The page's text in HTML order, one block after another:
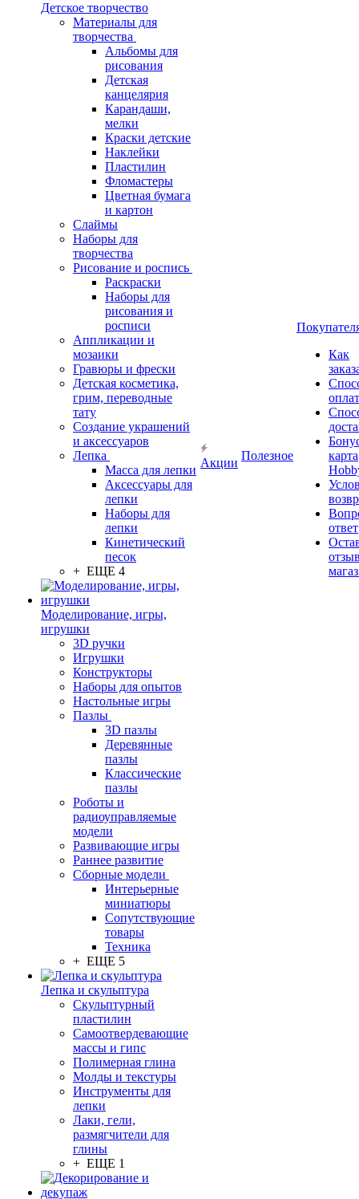
Детское творчество
Материалы для
творчества
Альбомы для
рисования
Детская
канцелярия
Карандаши,
мелки
Краски детские
Наклейки
Пластилин
Фломастеры
Цветная бумага
и картон
Слаймы
Наборы для
творчества
Рисование и роспись
Раскраски
Наборы для
рисования и
росписи
Аппликации и
мозаики
Гравюры и фрески
Детская косметика,
грим, переводные
тату
Создание украшений
и аксессуаров
Лепка
Масса для лепки
Аксессуары для
лепки
Наборы для
лепки
Кинетический
песок
+ ЕЩЕ 4
Моделирование, игры,
игрушки
3D ручки
Игрушки
Конструкторы
Наборы для опытов
Настольные игры
Пазлы
3D пазлы
Деревянные
пазлы
Классические
пазлы
Роботы и
радиоуправляемые
модели
Развивающие игры
Раннее развитие
Сборные модели
Интерьерные
миниатюры
Сопутствующие
товары
Техника
+ ЕЩЕ 5
Лепка и скульптура
Скульптурный
пластилин
Самоотвердевающие
массы и гипс
Полимерная глина
Молды и текстуры
Инструменты для
лепки
Лаки, гели,
размягчители для
глины
+ ЕЩЕ 1
Акции
Полезное
Как
карта
ответ